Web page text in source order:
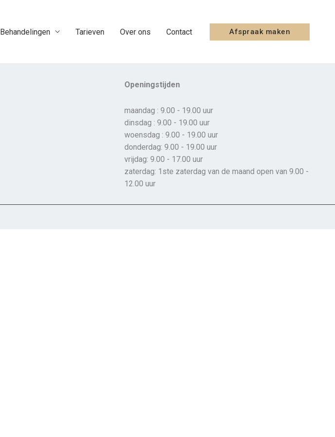
Behandelingen Tarieven Over ons Contact Afspraak maken
Openingstijden
maandag : 9.00 - 19.00 uur
dinsdag : 9.00 - 19.00 uur
woensdag : 9.00 - 19.00 uur
donderdag: 9.00 - 19.00 uur
vrijdag: 9.00 - 17.00 uur
zaterdag: 1ste zaterdag van de maand open van 9.00 -
12.00 uur